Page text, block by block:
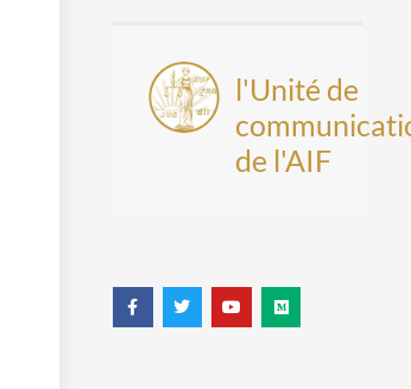
l'Unité de
de l'AIF